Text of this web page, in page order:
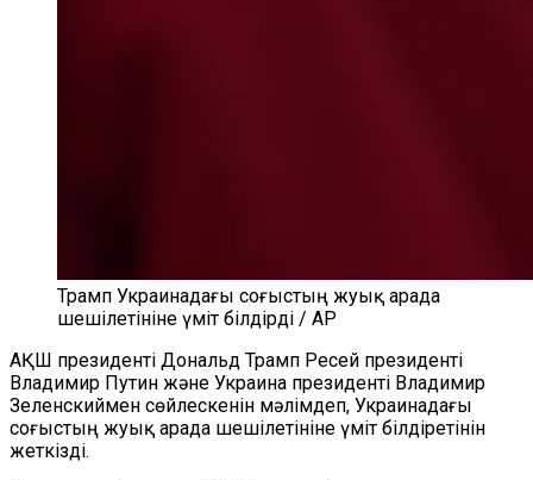
Трамп Украинадағы соғыстың жуық арада
шешілетініне үміт білдірді / AP
АҚШ президенті Дональд Трамп Ресей президенті
Владимир Путин және Украина президенті Владимир
Зеленскиймен сөйлескенін мәлімдеп, Украинадағы
соғыстың жуық арада шешілетініне үміт білдіретінін
жеткізді.